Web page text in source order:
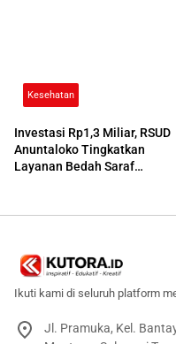
Kesehatan
Investasi Rp1,3 Miliar, RSUD
Anuntaloko Tingkatkan
Layanan Bedah Saraf
Ikuti kami di seluruh platform
Jl. Pramuka, Kel.